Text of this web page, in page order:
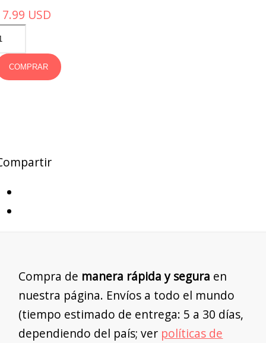
USD
COMPRAR
Compra de manera rápida y segura en
nuestra página. Envíos a todo el mundo
(tiempo estimado de entrega: 5 a 30 días,
dependiendo del país; ver políticas de